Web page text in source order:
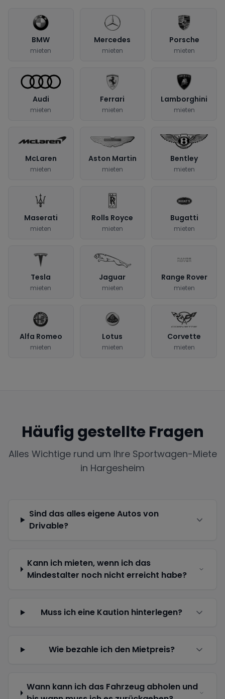
BMW
mieten
Mercedes
mieten
Porsche
mieten
Audi
mieten
Ferrari
mieten
Lamborghini
mieten
McLaren
mieten
Aston Martin
mieten
Bentley
mieten
Maserati
mieten
Rolls Royce
mieten
Bugatti
mieten
Tesla
mieten
Jaguar
mieten
Range Rover
mieten
Alfa Romeo
mieten
Lotus
mieten
Corvette
mieten
Häufig gestellte Fragen
Alles Wichtige rund um Ihre Sportwagen-Miete
in Hargesheim
Sind das alles eigene Autos von
Drivable?
Kann ich mieten, wenn ich das
Mindestalter noch nicht erreicht habe?
Muss ich eine Kaution hinterlegen?
Wie bezahle ich den Mietpreis?
Wann kann ich das Fahrzeug abholen und